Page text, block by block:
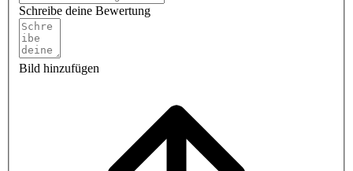
Schreibe deine Bewertung
Bild hinzufügen